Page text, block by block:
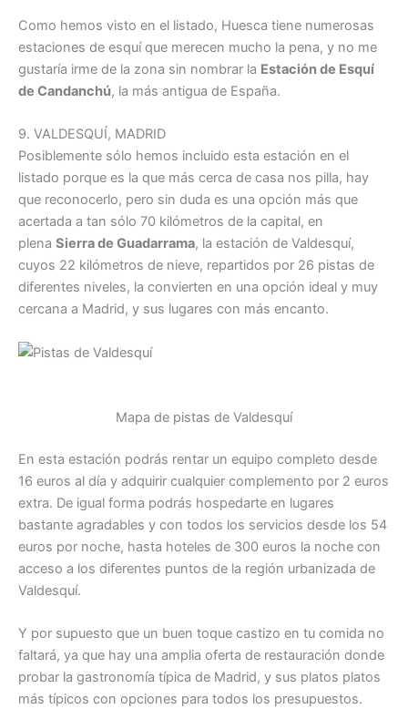
Como hemos visto en el listado, Huesca tiene numerosas
estaciones de esquí que merecen mucho la pena, y no me
gustaría irme de la zona sin nombrar la Estación de Esquí
de Candanchú, la más antigua de España.
9. VALDESQUÍ, MADRID
Posiblemente sólo hemos incluido esta estación en el
listado porque es la que más cerca de casa nos pilla, hay
que reconocerlo, pero sin duda es una opción más que
acertada a tan sólo 70 kilómetros de la capital, en
plena Sierra de Guadarrama, la estación de Valdesquí,
cuyos 22 kilómetros de nieve, repartidos por 26 pistas de
diferentes niveles, la convierten en una opción ideal y muy
cercana a Madrid, y sus lugares con más encanto.
Mapa de pistas de Valdesquí
En esta estación podrás rentar un equipo completo desde
16 euros al día y adquirir cualquier complemento por 2 euros
extra. De igual forma podrás hospedarte en lugares
bastante agradables y con todos los servicios desde los 54
euros por noche, hasta hoteles de 300 euros la noche con
acceso a los diferentes puntos de la región urbanizada de
Valdesquí.
Y por supuesto que un buen toque castizo en tu comida no
faltará, ya que hay una amplia oferta de restauración donde
probar la gastronomía típica de Madrid, y sus platos platos
más típicos con opciones para todos los presupuestos.